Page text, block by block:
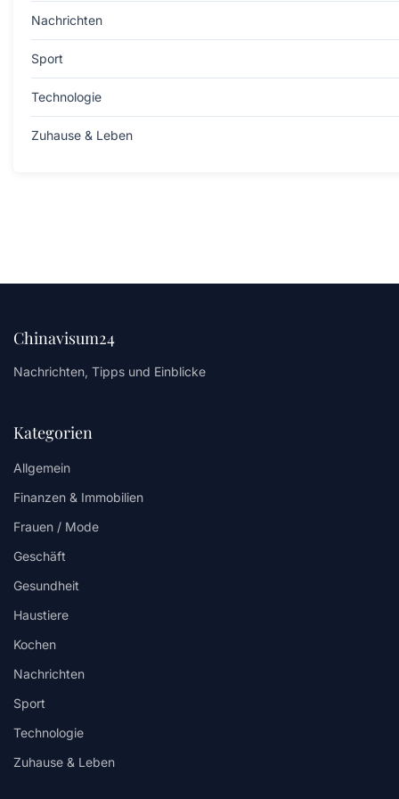
Nachrichten
Sport
Technologie
Zuhause & Leben
Chinavisum24
Nachrichten, Tipps und Einblicke
Kategorien
Allgemein
Finanzen & Immobilien
Frauen / Mode
Geschäft
Gesundheit
Haustiere
Kochen
Nachrichten
Sport
Technologie
Zuhause & Leben